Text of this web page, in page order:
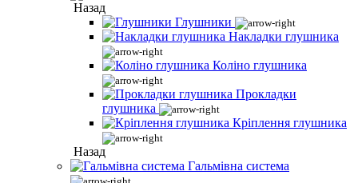
Назад
Глушники
Накладки глушника
Коліно глушника
Прокладки
глушника
Кріплення глушника
Назад
Гальмівна система